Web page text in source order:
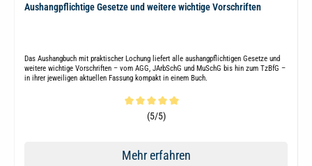
Aushangpflichtige Gesetze und weitere wichtige Vorschriften
Das Aushangbuch mit praktischer Lochung liefert alle aushangpflichtigen Gesetze und
weitere wichtige Vorschriften – vom AGG, JArbSchG und MuSchG bis hin zum TzBfG –
in ihrer jeweiligen aktuellen Fassung kompakt in einem Buch.
Durchschnittliche Bewertung von 5 von 5 Sternen
(5/5)
Mehr erfahren